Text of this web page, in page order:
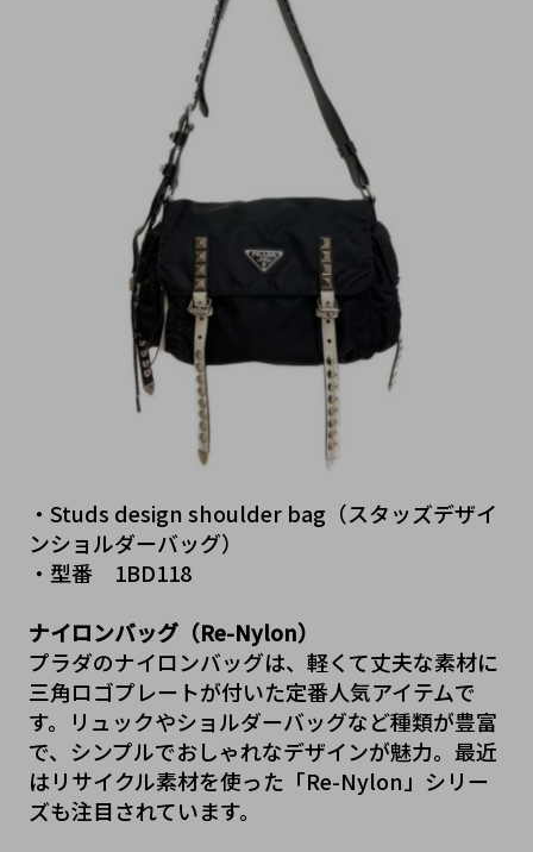
・ Studs design shoulder bag（スタッズデザイ
ンショルダーバッグ）
・型番　1BD118
ナイロンバッグ（Re-Nylon）
プラダのナイロンバッグは、軽くて丈夫な素材に
三角ロゴプレートが付いた定番人気アイテムで
す。リュックやショルダーバッグなど種類が豊富
で、シンプルでおしゃれなデザインが魅力。最近
はリサイクル素材を使った「Re-Nylon」シリー
ズも注目されています。